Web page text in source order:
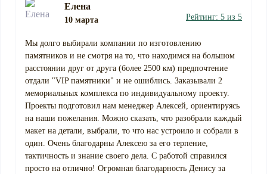
Елена
10 марта Рейтинг: 5 из 5
Мы долго выбирали компании по изготовлению
памятников и не смотря на то, что находимся на большом
расстоянии друг от друга (более 2500 км) предпочтение
отдали "VIP памятники" и не ошиблись. Заказывали 2
мемориальных комплекса по индивидуальному проекту.
Проекты подготовил нам менеджер Алексей, ориентируясь
на наши пожелания. Можно сказать, что разобрали каждый
макет на детали, выбрали, то что нас устроило и собрали в
один. Очень благодарны Алексею за его терпение,
тактичность и знание своего дела. С работой справился
просто на отлично! Огромная благодарность Денису за